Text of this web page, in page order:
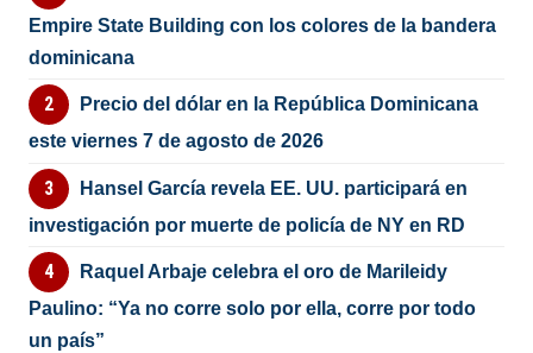
Empire State Building con los colores de la bandera
dominicana
Precio del dólar en la República Dominicana
este viernes 7 de agosto de 2026
Hansel García revela EE. UU. participará en
investigación por muerte de policía de NY en RD
Raquel Arbaje celebra el oro de Marileidy
Paulino: “Ya no corre solo por ella, corre por todo
un país”